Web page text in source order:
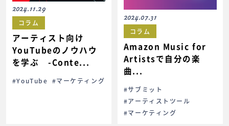
2024.11.29
コラム
アーティスト向け
YouTubeのノウハウ
を学ぶ -Conte...
#YouTube #マーケティング
2024.07.31
コラム
Amazon Music for
Artistsで自分の楽
曲...
#サブミット
#アーティストツール
#マーケティング